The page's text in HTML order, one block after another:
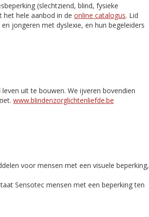
(slechtziend, blind, fysieke
het hele aanbod in de online catalogus. Lid
en jongeren met dyslexie, en hun begeleiders
uit te bouwen. We ijveren bovendien
www.blindenzorglichtenliefde.be
voor mensen met een visuele beperking,
Sensotec mensen met een beperking ten